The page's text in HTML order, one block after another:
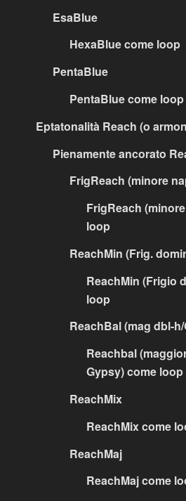
EsaBlue
HexaBlue come loop
PentaBlue
PentaBlue come loop
Eptatonalità Reach (o
Pienamente ancorato
FrigReach (minore
FrigReach
loop
ReachMin (Frig.
ReachMin (Frigio
loop
ReachBal (mag dbl-
Reachbal
Gypsy) come loop
ReachMix
ReachMix come
ReachMaj
ReachMaj come